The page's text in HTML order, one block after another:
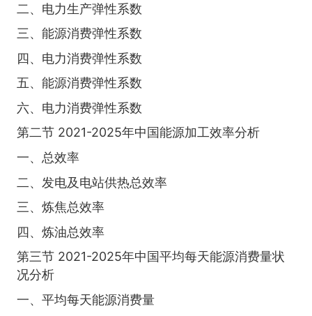
二、电力生产弹性系数
三、能源消费弹性系数
四、电力消费弹性系数
五、能源消费弹性系数
六、电力消费弹性系数
第二节 2021-2025年中国能源加工效率分析
一、总效率
二、发电及电站供热总效率
三、炼焦总效率
四、炼油总效率
第三节 2021-2025年中国平均每天能源消费量状
况分析
一、平均每天能源消费量